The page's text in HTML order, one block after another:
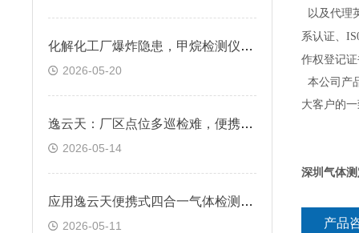
化解化工厂爆炸隐患，甲烷检测仪能不能守住防线？
2026-05-20
逸云天：厂区点位多巡检难，便携式气体检测仪有什么用？
2026-05-14
应用逸云天便携式四合一气体检测仪，让电站有害气体无所遁形
2026-05-11
以及代理
系认证、
作权登记
本公司产
大客户的
深圳气体
产品